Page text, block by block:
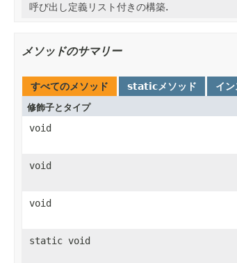
呼び出し定義リスト付きの構築.
メソッドのサマリー
すべてのメソッド staticメソッド イ
修飾子とタイプ
void
void
void
static void